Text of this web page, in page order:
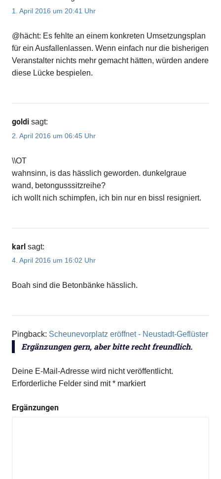
1. April 2016 um 20:41 Uhr
@hächt: Es fehlte an einem konkreten Umsetzungsplan
für ein Ausfallenlassen. Wenn einfach nur die bisherigen
Veranstalter nichts mehr gemacht hätten, würden andere
diese Lücke bespielen.
goldi sagt:
2. April 2016 um 06:45 Uhr
\\OT
wahnsinn, is das hässlich geworden. dunkelgraue
wand, betongusssitzreihe?
ich wollt nich schimpfen, ich bin nur en bissl resigniert.
karl sagt:
4. April 2016 um 16:02 Uhr
Boah sind die Betonbänke hässlich.
Pingback: Scheunevorplatz eröffnet - Neustadt-Geflüster
Ergänzungen gern, aber bitte recht freundlich.
Deine E-Mail-Adresse wird nicht veröffentlicht.
Erforderliche Felder sind mit* markiert
Ergänzungen